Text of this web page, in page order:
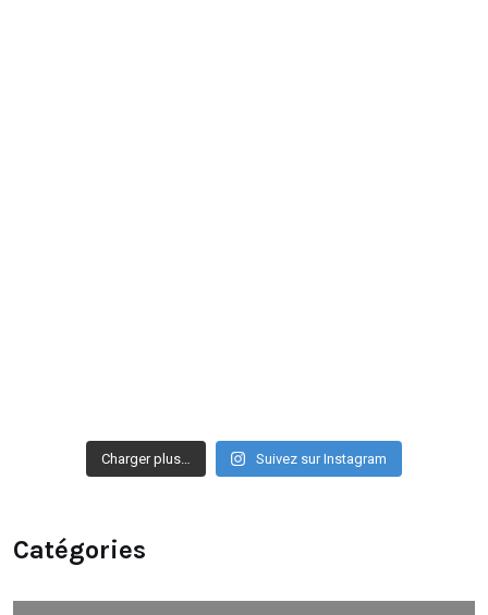
Charger plus… Suivez sur Instagram
Catégories